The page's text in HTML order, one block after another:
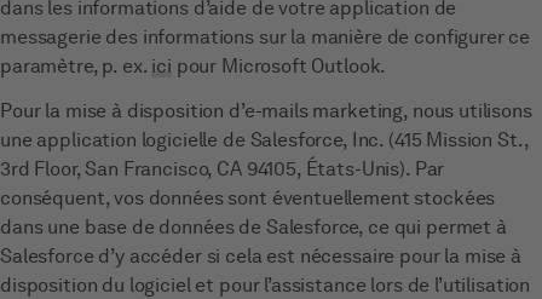
dans les informations d’aide de votre application de
messagerie des informations sur la manière de configurer ce
paramètre, p. ex. ici pour Microsoft Outlook.
Pour la mise à disposition d’e-mails marketing, nous utilisons
une application logicielle de Salesforce, Inc. (415 Mission St.,
3rd Floor, San Francisco, CA 94105, États-Unis). Par
conséquent, vos données sont éventuellement stockées
dans une base de données de Salesforce, ce qui permet à
Salesforce d’y accéder si cela est nécessaire pour la mise à
disposition du logiciel et pour l’assistance lors de l’utilisation